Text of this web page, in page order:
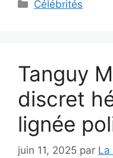
Célébrités
Tanguy
discret
lignée
juin 11, 2025 par La